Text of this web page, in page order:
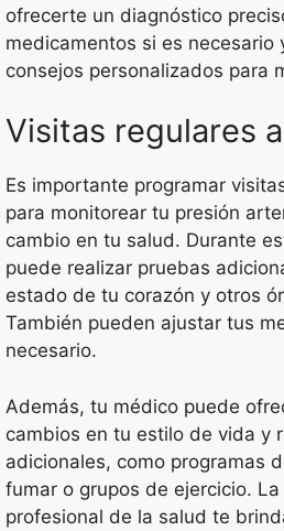
ofrecerte un diagnóstico
medicamentos si es necesario
consejos personalizados para
Visitas regulares
Es importante programar
para monitorear tu presión
cambio en tu salud. Durante
puede realizar pruebas
estado de tu corazón y otros
También pueden ajustar tus
necesario.
Además, tu médico puede
cambios en tu estilo de vida y
adicionales, como programas
fumar o grupos de ejercicio.
profesional de la salud te